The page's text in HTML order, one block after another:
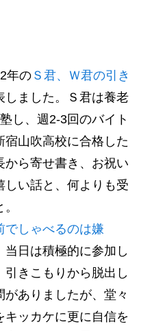
年のＳ君、Ｗ君の引き
しました。Ｓ君は養老
し、週2-3回のバイト
宿山吹高校に合格した
から寄せ書き、お祝い
い話と、何よりも受
でしゃべるのは嫌
当日は積極的に参加し
きこもりから脱出し
ありましたが、堂々
キッカケに更に自信を